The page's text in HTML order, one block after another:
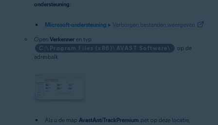
ondersteuning:
Microsoft-ondersteuning ▸ Verborgen bestanden weergeven
Open Verkenner en typ
C:\Program Files (x86)\AVAST Software\
op de
adresbalk.
Als u de map AvastAntiTrackPremium ziet op deze locatie,